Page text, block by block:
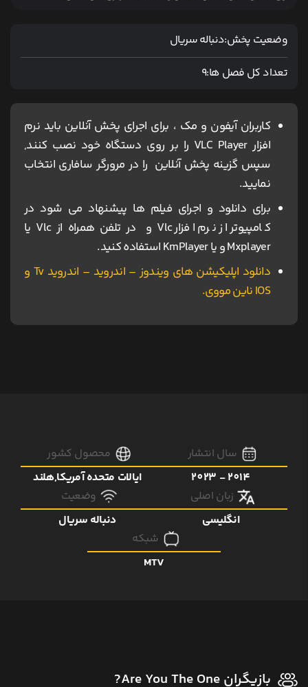
وضعیت پخش:دنباله سریال
تعداد کل فصل ها:9
کاربران آیفون و مک ، برای اجرای پخش آنلاین باید نرم
افزار VLC Player را بر روی دستگاه خود نصب کنند,
سپس گزینه پخش آنلاین را در مرورگر سافاری انتخاب
نمایید.
برای دانلود و اجرای فیلم ها پیشنهاد می شود در
کامپیوتر از نرم افزار Vlc و در تلفن همراه از Vlc یا
Mxplayer و یا KmPlayer استفاده کنید.
دانلود اپلیکیشن های ویندوز – اندروید – اندروید Tv و
IOS ناین مووی.
سال انتشار
2014 - 2023
محصول کشور
ایالات متحده آمریکا,هلند
زبان اصلی
انگلیسی
وضعیت
دنباله سریال
شبکه
MTV
بازیگران Are You The One?